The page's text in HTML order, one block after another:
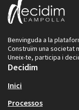
Benvinguda a la
Construïm una societat
Uneix-te, participa i
Decidim
Inici
Processos